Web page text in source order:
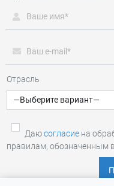
Отрасль
Даюсогласиена
правилам, обозначенным в